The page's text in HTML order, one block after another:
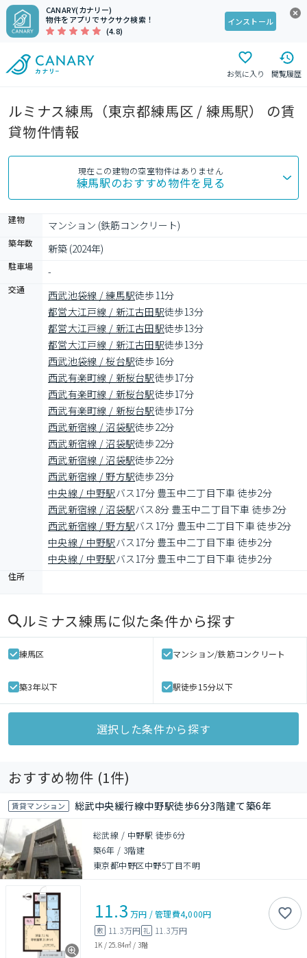
CANARY(カナリー)
物件をアプリでサクサク検索！
(4.8)
インストール
お気に入り 閲覧履歴
ルミナス練馬（東京都練馬区 / 練馬駅） の賃
貸物件情報
現在この建物の空室物件はありません
練馬駅のおすすめ物件を見る
建物 マンション (鉄筋コンクリート)
築年数 新築 (2024年)
駐車場 -
交通 西武池袋線 / 練馬駅徒歩11分
都営大江戸線 / 新江古田駅徒歩13分
都営大江戸線 / 新江古田駅徒歩13分
都営大江戸線 / 新江古田駅徒歩13分
西武池袋線 / 桜台駅徒歩16分
西武有楽町線 / 新桜台駅徒歩17分
西武有楽町線 / 新桜台駅徒歩17分
西武有楽町線 / 新桜台駅徒歩17分
西武新宿線 / 沼袋駅徒歩22分
西武新宿線 / 沼袋駅徒歩22分
西武新宿線 / 沼袋駅徒歩22分
西武新宿線 / 野方駅徒歩23分
中央線 / 中野駅バス17分 豊玉中二丁目下車 徒歩2分
西武新宿線 / 沼袋駅バス8分 豊玉中二丁目下車 徒歩2分
西武新宿線 / 野方駅バス17分 豊玉中二丁目下車 徒歩2分
中央線 / 中野駅バス17分 豊玉中二丁目下車 徒歩2分
中央線 / 中野駅バス17分 豊玉中二丁目下車 徒歩2分
住所
ルミナス練馬に似た条件から探す
練馬区 マンション/鉄筋コンクリート
築3年以下 駅徒歩15分以下
選択した条件から探す
おすすめ物件 (1件)
賃貸マンション 総武中央緩行線中野駅徒歩6分3階建て築6年
総武線 / 中野駅 徒歩6分
築6年 / 3階建
東京都中野区中野5丁目不明
11.3 万円 /管理費4,000円
敷 11.3万円 礼 11.3万円
1K / 25.84㎡ / 3階